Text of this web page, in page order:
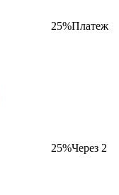
25%Платеж
25%Через 2